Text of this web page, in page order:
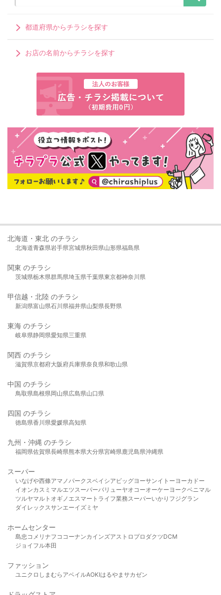
都道府県からチラシを探す
お店の名前からチラシを探す
北海道・東北 のチラシ
北海道青森県岩手県宮城県秋田県山形県福島県
関東 のチラシ
茨城県栃木県群馬県埼玉県千葉県東京都神奈川県
甲信越・北陸 のチラシ
新潟県富山県石川県福井県山梨県長野県
東海 のチラシ
岐阜県静岡県愛知県三重県
関西 のチラシ
滋賀県京都府大阪府兵庫県奈良県和歌山県
中国 のチラシ
鳥取県島根県岡山県広島県山口県
四国 のチラシ
徳島県香川県愛媛県高知県
九州・沖縄 のチラシ
福岡県佐賀県長崎県熊本県大分県宮崎県鹿児島県沖縄県
スーパー
いなげや西條アマノパークスベイシア ビッグヨーサンイトーヨーカドー
イオンカスミ マルエツスーパーバリューヤオコーオーケー ヨークベニマル
ツルヤマルト オギノ エスマート ライフ業務スーパーいかり フジグラン
ダイレックスサンエーイズミヤ
ホームセンター
島忠 コメリ ナフコ コーナンカインズアストロプロダクツDCM
ジョイフル本田
ファッション
ユニクロ しまむら アベイルAOKIはるやま サカゼン